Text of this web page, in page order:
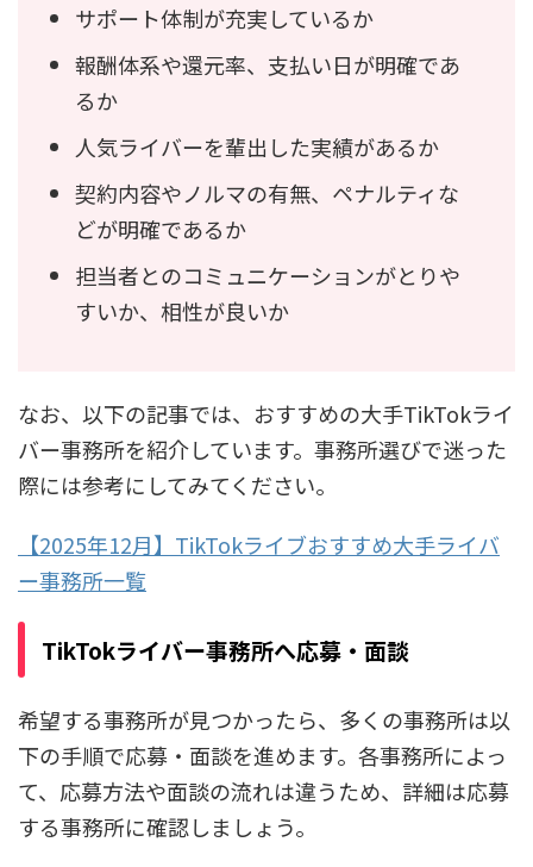
サポート体制が充実しているか
報酬体系や還元率、支払い日が明確であ
るか
人気ライバーを輩出した実績があるか
契約内容やノルマの有無、ペナルティな
どが明確であるか
担当者とのコミュニケーションがとりや
すいか、相性が良いか
なお、以下の記事では、おすすめの大手TikTokライ
バー事務所を紹介しています。事務所選びで迷った
際には参考にしてみてください。
【2025年12月】TikTokライブおすすめ大手ライバ
ー事務所一覧
TikTokライバー事務所へ応募・面談
希望する事務所が見つかったら、多くの事務所は以
下の手順で応募・面談を進めます。各事務所によっ
て、応募方法や面談の流れは違うため、詳細は応募
する事務所に確認しましょう。